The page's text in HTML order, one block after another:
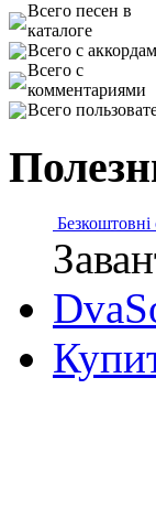
Всего песен в
каталоге
Всего с
Всего с
комментариями
Всего